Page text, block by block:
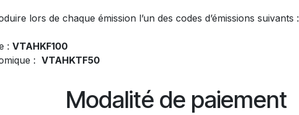
lors de chaque émission l’un des codes d’émissions suivants :
: VTAHKF100
: VTAHKTF50
Modalité de paiement